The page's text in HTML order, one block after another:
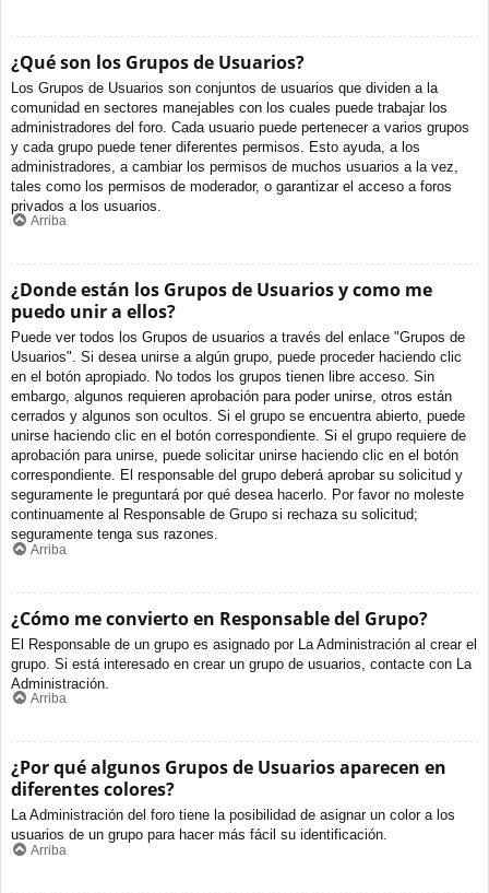
¿Qué son los Grupos de Usuarios?
Los Grupos de Usuarios son conjuntos de usuarios que dividen a la
comunidad en sectores manejables con los cuales puede trabajar los
administradores del foro. Cada usuario puede pertenecer a varios grupos
y cada grupo puede tener diferentes permisos. Esto ayuda, a los
administradores, a cambiar los permisos de muchos usuarios a la vez,
tales como los permisos de moderador, o garantizar el acceso a foros
privados a los usuarios.
Arriba
¿Donde están los Grupos de Usuarios y como me
puedo unir a ellos?
Puede ver todos los Grupos de usuarios a través del enlace "Grupos de
Usuarios". Si desea unirse a algún grupo, puede proceder haciendo clic
en el botón apropiado. No todos los grupos tienen libre acceso. Sin
embargo, algunos requieren aprobación para poder unirse, otros están
cerrados y algunos son ocultos. Si el grupo se encuentra abierto, puede
unirse haciendo clic en el botón correspondiente. Si el grupo requiere de
aprobación para unirse, puede solicitar unirse haciendo clic en el botón
correspondiente. El responsable del grupo deberá aprobar su solicitud y
seguramente le preguntará por qué desea hacerlo. Por favor no moleste
continuamente al Responsable de Grupo si rechaza su solicitud;
seguramente tenga sus razones.
Arriba
¿Cómo me convierto en Responsable del Grupo?
El Responsable de un grupo es asignado por La Administración al crear el
grupo. Si está interesado en crear un grupo de usuarios, contacte con La
Administración.
Arriba
¿Por qué algunos Grupos de Usuarios aparecen en
diferentes colores?
La Administración del foro tiene la posibilidad de asignar un color a los
usuarios de un grupo para hacer más fácil su identificación.
Arriba